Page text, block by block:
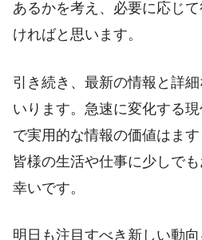
あるかを考え、必要に応じ
ければと思います。
引き続き、最新の情報と詳
いります。急速に変化する
で実用的な情報の価値はます
皆様の生活や仕事に少しで
幸いです。
明日も注目すべき新しい動